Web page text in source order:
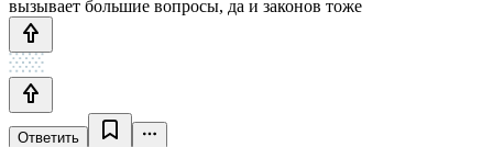
вызывает большие вопросы, да и законов тоже
Ответить